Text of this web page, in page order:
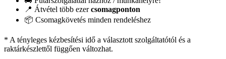
📍 Átvétel több ezercsomagponton
📦 Csomagkövetés minden rendeléshez
* A tényleges kézbesítési idő a választott szolgáltatótól és a
raktárkészlettől függően változhat.